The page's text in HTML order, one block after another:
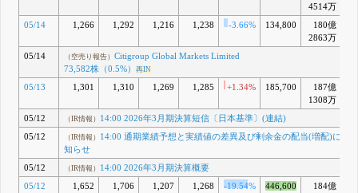
4514万
05/14 1,266 1,292 1,216 1,238 -3.66% 134,800
180億
2863万
05/14 （空売り報告） Citigroup Global Markets Limited
73,582株（0.5%）
再IN
05/13 1,301 1,310 1,269 1,285 +1.34% 185,700
187億
1308万
05/12 （IR情報） 14:00 2026年3月期決算短信〔日本基準〕(連結)
05/12
（IR情報） 14:00 通期業績予想と実績値の差異及び剰余金の配当(増配)に関
知らせ
05/12
（IR情報） 14:00 2026年3月期決算概要
05/12
1,652 1,706 1,207 1,268 -19.54% 446,600
184億